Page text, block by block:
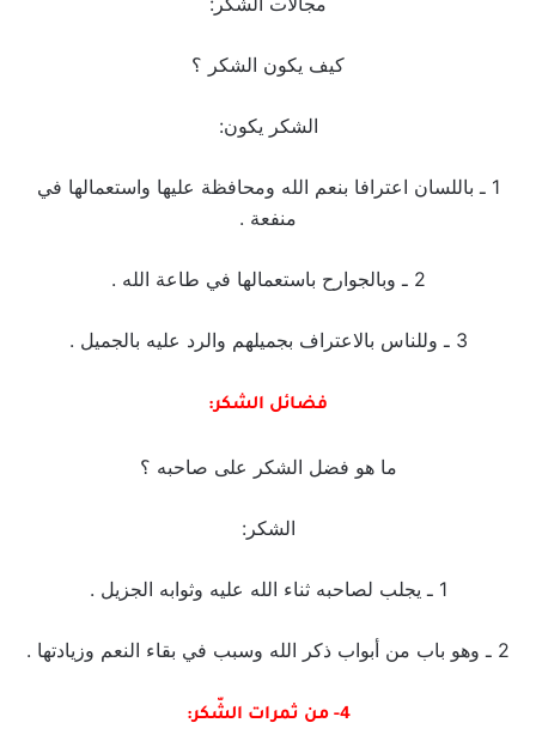
كيف يكون الشكر ؟
الشكر يكون:
1 ـ باللسان اعترافا بنعم الله ومحافظة عليها واستعمالها في
منفعة .
2 ـ وبالجوارح باستعمالها في طاعة الله .
3 ـ وللناس بالاعتراف بجميلهم والرد عليه بالجميل .
فضائل الشكر:
ما هو فضل الشكر على صاحبه ؟
الشكر:
1 ـ يجلب لصاحبه ثناء الله عليه وثوابه الجزيل .
2 ـ وهو باب من أبواب ذكر الله وسبب في بقاء النعم وزيادتها .
4- من ثمرات الشّكر: